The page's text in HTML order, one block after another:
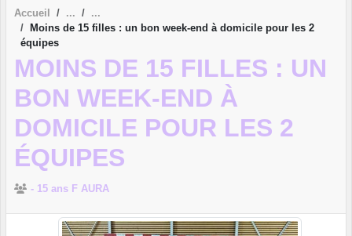
Accueil
Moins de 15 filles : un bon week-end à domicile pour les 2
équipes
MOINS DE 15 FILLES : UN
BON WEEK-END À
DOMICILE POUR LES 2
ÉQUIPES
- 15 ans F AURA